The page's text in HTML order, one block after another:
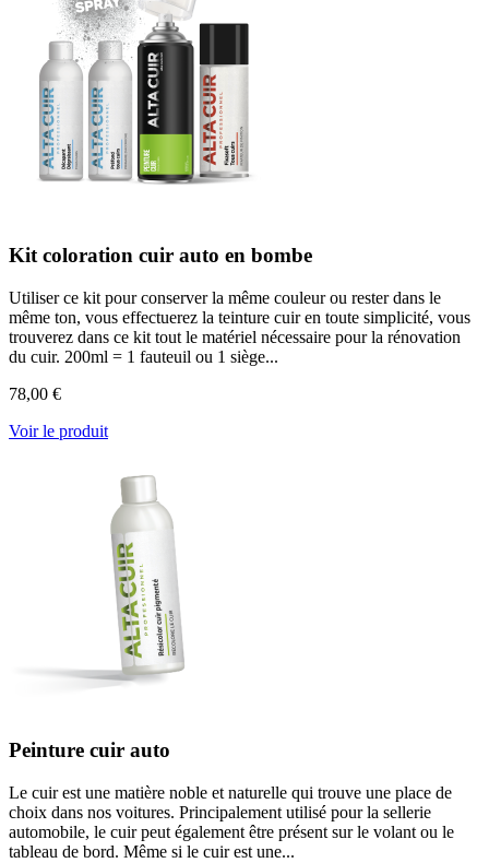
Kit coloration cuir auto en bombe
Utiliser ce kit pour conserver la même couleur ou rester dans le
même ton, vous effectuerez la teinture cuir en toute simplicité, vous
trouverez dans ce kit tout le matériel nécessaire pour la rénovation
du cuir. 200ml = 1 fauteuil ou 1 siège...
78,00 €
Voir le produit
Peinture cuir auto
Le cuir est une matière noble et naturelle qui trouve une place de
choix dans nos voitures. Principalement utilisé pour la sellerie
automobile, le cuir peut également être présent sur le volant ou le
tableau de bord. Même si le cuir est une...